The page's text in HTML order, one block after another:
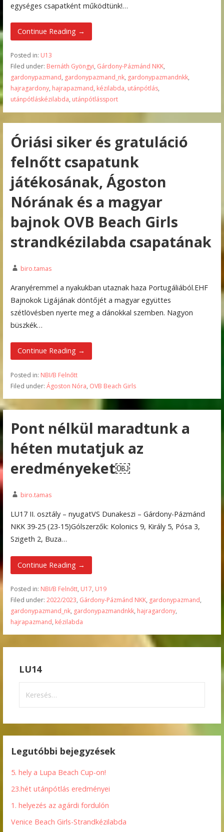
egységes csapatként működtünk!…
Continue Reading →
Posted in: U13
Filed under: Bernáth Gyöngyi, Gárdony-Pázmánd NKK,
gardonypazmand, gardonypazmand_nk, gardonypazmandnkk,
hajragardony, hajrapazmand, kézilabda, utánpótlás,
utánpótláskézilabda, utánpótlássport
Óriási siker és gratuláció
felnőtt csapatunk
játékosának, Ágoston
Nórának és a magyar
bajnok OVB Beach Girls
strandkézilabda csapatának
biro.tamas
Aranyéremmel a nyakukban utaznak haza Portugáliából.EHF
Bajnokok Ligájának döntőjét a magyar együttes
szétlövésben nyerte meg a dánokkal szemben. Nagyon
büszkék…
Continue Reading →
Posted in: NBI/B Felnőtt
Filed under: Ágoston Nóra, OVB Beach Girls
Pont nélkül maradtunk a
héten mutatjuk az
eredményeket￼
biro.tamas
LU17 II. osztály – nyugatVS Dunakeszi – Gárdony-Pázmánd
NKK 39-25 (23-15)Gólszerzők: Kolonics 9, Király 5, Pósa 3,
Szigeth 2, Buza…
Continue Reading →
Posted in: NBI/B Felnőtt, U17, U19
Filed under: 2022/2023, Gárdony-Pázmánd NKK, gardonypazmand,
gardonypazmand_nk, gardonypazmandnkk, hajragardony,
hajrapazmand, kézilabda
LU14
Legutóbbi bejegyzések
5. hely a Lupa Beach Cup-on!
23.hét utánpótlás eredményei
1. helyezés az agárdi fordulón
Venice Beach Girls-Strandkézilabda